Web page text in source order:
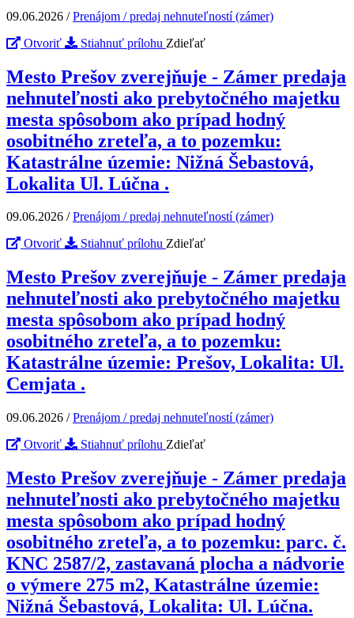
09.06.2026 /Prenájom / predaj nehnuteľností (zámer)
Otvoriť
Stiahnuť prílohu Zdieľať
Mesto Prešov zverejňuje - Zámer predaja
nehnuteľnosti ako prebytočného majetku
mesta spôsobom ako prípad hodný
osobitného zreteľa, a to pozemku:
Katastrálne územie: Nižná Šebastová,
Lokalita Ul. Lúčna .
09.06.2026 /Prenájom / predaj nehnuteľností (zámer)
Otvoriť
Stiahnuť prílohu Zdieľať
Mesto Prešov zverejňuje - Zámer predaja
nehnuteľnosti ako prebytočného majetku
mesta spôsobom ako prípad hodný
osobitného zreteľa, a to pozemku:
Katastrálne územie: Prešov, Lokalita: Ul.
Cemjata .
09.06.2026 /Prenájom / predaj nehnuteľností (zámer)
Otvoriť
Stiahnuť prílohu Zdieľať
Mesto Prešov zverejňuje - Zámer predaja
nehnuteľnosti ako prebytočného majetku
mesta spôsobom ako prípad hodný
osobitného zreteľa, a to pozemku: parc. č.
KNC 2587/2, zastavaná plocha a nádvorie
o výmere 275 m2, Katastrálne územie:
Nižná Šebastová, Lokalita: Ul. Lúčna.